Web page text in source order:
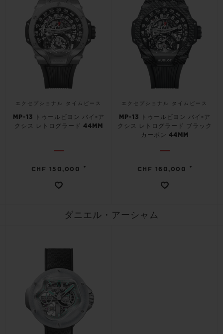
エクセプショナル タイムピース
MP-13 トゥールビヨン バイ-ア
クシス レトログラード 44MM
CHF 150,000 •
エクセプショナル タイムピース
MP-13 トゥールビヨン バイ-ア
クシス レトログラード ブラック
カーボン 44MM
CHF 160,000 •
ダニエル・アーシャム